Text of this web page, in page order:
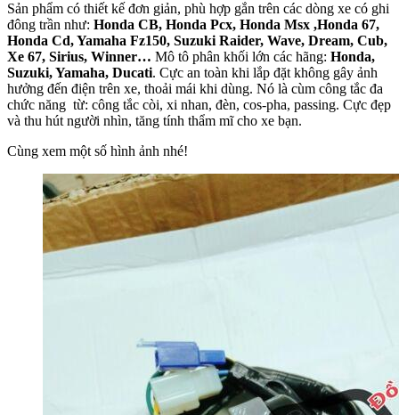
Sản phẩm có thiết kế đơn giản, phù hợp gắn trên các dòng xe có ghi
đông trần như: Honda CB, Honda Pcx, Honda Msx ,Honda 67,
Honda Cd, Yamaha Fz150, Suzuki Raider, Wave, Dream, Cub,
Xe 67, Sirius, Winner… Mô tô phân khối lớn các hãng: Honda,
Suzuki, Yamaha, Ducati. Cực an toàn khi lắp đặt không gây ảnh
hưởng đến điện trên xe, thoải mái khi dùng. Nó là cùm công tắc đa
chức năng từ: công tắc còi, xi nhan, đèn, cos-pha, passing. Cực đẹp
và thu hút người nhìn, tăng tính thẩm mĩ cho xe bạn.
Cùng xem một số hình ảnh nhé!